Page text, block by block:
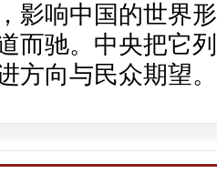
影响中国的世界
而驰。中央把它
方向与民众期望。